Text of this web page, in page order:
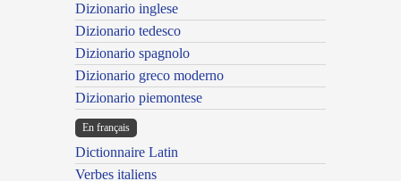
Dizionario inglese
Dizionario tedesco
Dizionario spagnolo
Dizionario greco moderno
Dizionario piemontese
En français
Dictionnaire Latin
Verbes italiens